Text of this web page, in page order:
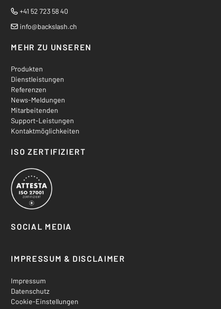
+41 52 723 58 40
info@backslash.ch
MEHR ZU UNSEREN
Produkten
Dienstleistungen
Referenzen
News-Meldungen
Mitarbeitenden
Support-Leistungen
Kontaktmöglichkeiten
ISO ZERTIFIZIERT
SOCIAL MEDIA
IMPRESSUM & DISCLAIMER
Impressum
Datenschutz
Cookie-Einstellungen